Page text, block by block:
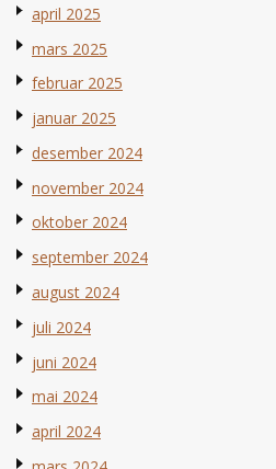
april 2025
mars 2025
februar 2025
januar 2025
desember 2024
november 2024
oktober 2024
september 2024
august 2024
juli 2024
juni 2024
mai 2024
april 2024